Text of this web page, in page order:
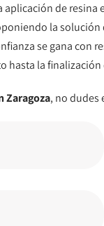
de
la
se gana con
hasta la
Zaragoza, no dudes